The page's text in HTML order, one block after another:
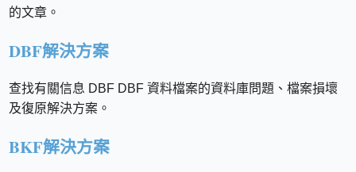
的文章。
DBF解決方案
查找有關信息 DBF DBF 資料檔案的資料庫問題、檔案損壞
及復原解決方案。
BKF解決方案